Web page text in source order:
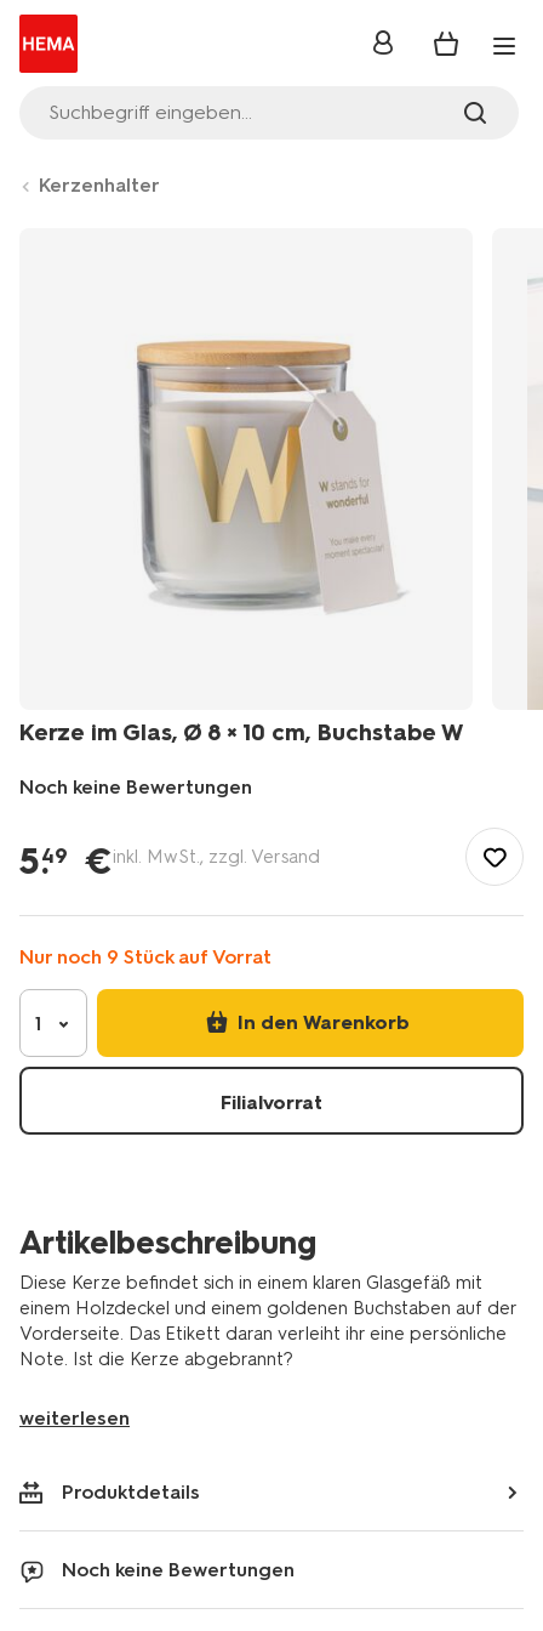
Suchbegriff eingeben...
Anmelden
Kerzenhalter
Kerze im Glas, Ø 8 × 10 cm, Buchstabe W
Noch keine Bewertungen
de/wohnen/wohnaccessoires/kerzen-
kerzenhalter/kerzenhalter/kerze-
glas-
8-
10-
cm-
buchstabe-
w-
5.
49 €inkl. MwSt., zzgl. Versand
Nur noch 9 Stück auf Vorrat
1 In den Warenkorb
Filialvorrat
Artikelbeschreibung
Diese Kerze befindet sich in einem klaren Glasgefäß mit
einem Holzdeckel und einem goldenen Buchstaben auf der
Vorderseite. Das Etikett daran verleiht ihr eine persönliche
Note. Ist die Kerze abgebrannt?
weiterlesen
Produktdetails
Noch keine Bewertungen